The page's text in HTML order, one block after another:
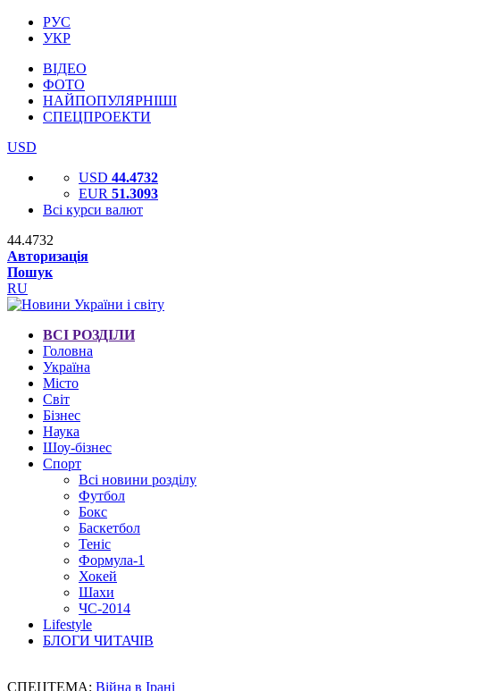
РУС
УКР
ВІДЕО
ФОТО
НАЙПОПУЛЯРНІШІ
СПЕЦПРОЕКТИ
USD
USD 44.4732
EUR 51.3093
Всі курси валют
44.4732
Авторизація
Пошук
RU
ВСІ РОЗДІЛИ
Головна
Україна
Місто
Світ
Бізнес
Наука
Шоу-бізнес
Спорт
Всі новини розділу
Футбол
Бокс
Баскетбол
Теніс
Формула-1
Хокей
Шахи
ЧС-2014
Lifestyle
БЛОГИ ЧИТАЧІВ
СПЕЦТЕМА: Війна в Ірані